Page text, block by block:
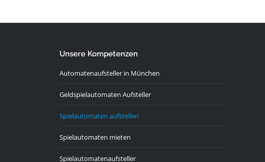
Unsere Kompetenzen
Automatenaufsteller in München
Geldspielautomaten Aufsteller
Spielautomaten aufstellen
Spielautomaten mieten
Spielautomatenaufsteller